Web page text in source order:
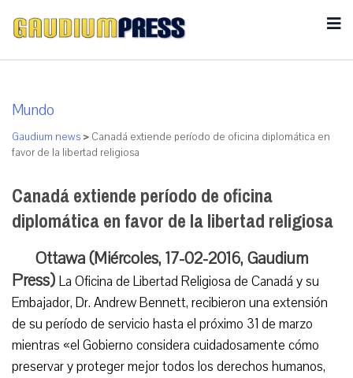
Mundo
Gaudium news > Canadá extiende período de oficina diplomática en
favor de la libertad religiosa
Canadá extiende período de oficina
diplomática en favor de la libertad religiosa
Ottawa (Miércoles, 17-02-2016, Gaudium
Press) La Oficina de Libertad Religiosa de Canadá y su
Embajador, Dr. Andrew Bennett, recibieron una extensión
de su período de servicio hasta el próximo 31 de marzo
mientras «el Gobierno considera cuidadosamente cómo
preservar y proteger mejor todos los derechos humanos,